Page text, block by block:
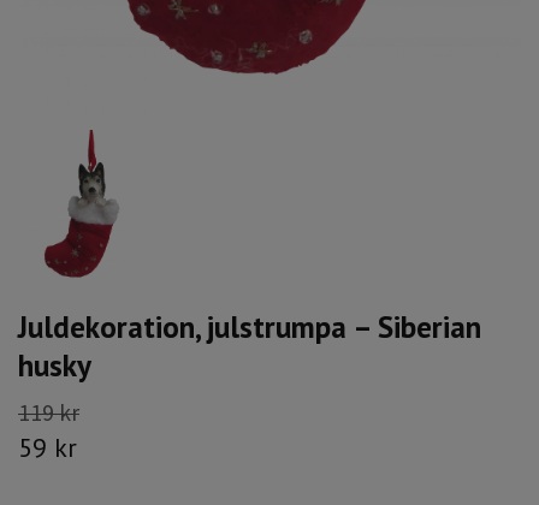
Juldekoration, julstrumpa – Siberian
husky
119 kr
59 kr